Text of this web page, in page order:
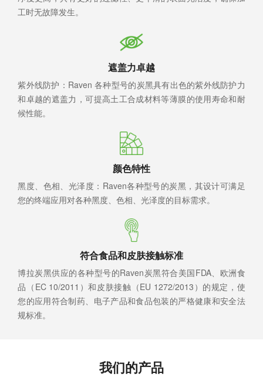
工时无故障发生。
遮盖力卓越
紫外线防护：Raven 各种型号的炭黑具有出色的紫外线防护力
和卓越的遮盖力，可提高土工合成材料等薄膜的使用寿命和耐
候性能。
颜色特性
黑度、色相、光泽度：Raven各种型号的炭黑，其设计可满足
您的终端应用对各种黑度、色相、光泽度的目标需求。
符合食品和皮肤接触标准
博拉炭黑供应的各种型号的Raven炭黑符合美国FDA、欧洲食
品（EC 10/2011）和皮肤接触（EU 1272/2013）的规定，使
您的应用符合制药、电子产品和食品包装的严格健康和安全法
规标准。
我们的产品